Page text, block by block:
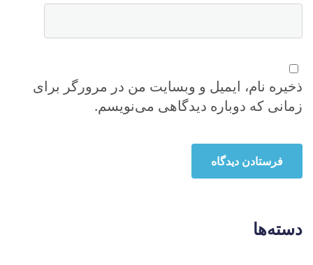
ذخیره نام، ایمیل و وبسایت من در مرورگر برای
زمانی که دوباره دیدگاهی می‌نویسم.
دسته‌ها